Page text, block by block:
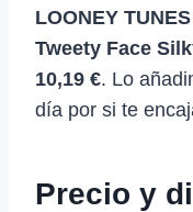
LOONEY
Tweety Face
10,19 €. Lo
día por si te
Precio y